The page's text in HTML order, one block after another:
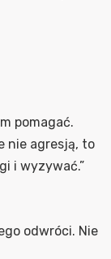
pomagać.
nie agresją, to
i wyzywać.”
odwróci. Nie